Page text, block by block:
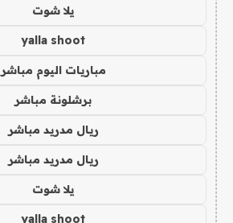
يلا شوت
yalla shoot
مباريات اليوم مباشر
برشلونة مباشر
ريال مدريد مباشر
ريال مدريد مباشر
يلا شوت
yalla shoot